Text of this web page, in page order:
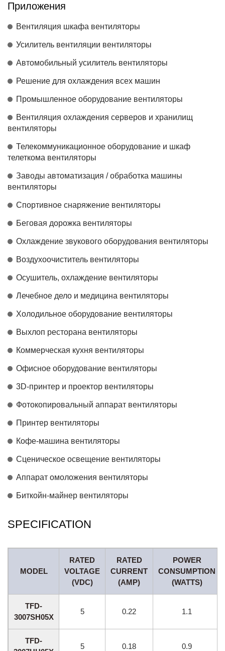
Приложения
Вентиляция шкафа вентиляторы
Усилитель вентиляции вентиляторы
Автомобильный усилитель вентиляторы
Решение для охлаждения всех машин
Промышленное оборудование вентиляторы
Вентиляция охлаждения серверов и хранилищ
вентиляторы
Телекоммуникационное оборудование и шкаф
телеткома вентиляторы
Заводы автоматизация / обработка машины
вентиляторы
Спортивное снаряжение вентиляторы
Беговая дорожка вентиляторы
Охлаждение звукового оборудования вентиляторы
Воздухоочиститель вентиляторы
Осушитель, охлаждение вентиляторы
Лечебное дело и медицина вентиляторы
Холодильное оборудование вентиляторы
Выхлоп ресторана вентиляторы
Коммерческая кухня вентиляторы
Офисное оборудование вентиляторы
3D-принтер и проектор вентиляторы
Фотокопировальный аппарат вентиляторы
Принтер вентиляторы
Кофе-машина вентиляторы
Сценическое освещение вентиляторы
Аппарат омоложения вентиляторы
Биткойн-майнер вентиляторы
SPECIFICATION
MODEL
RATED
VOLTAGE
(VDC)
RATED
CURRENT
(AMP)
POWER
CONSUMPTION
(WATTS)
TFD-
3007SH05X
5 0.22 1.1
TFD-
5 0.18 0.9